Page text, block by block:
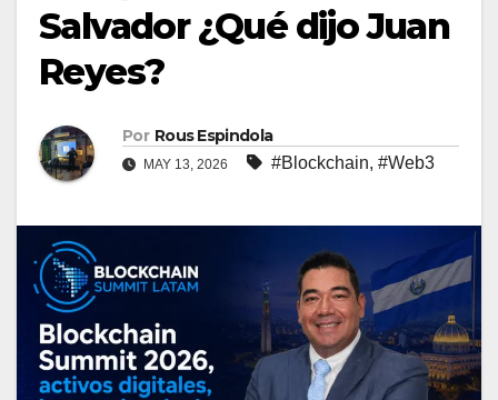
Salvador ¿Qué dijo Juan
Reyes?
Por Rous Espindola
MAY 13, 2026 #Blockchain, #Web3